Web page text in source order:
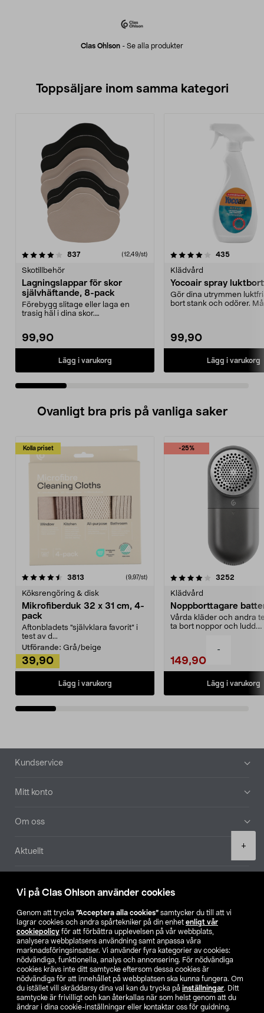
Vi på Clas Ohlson använder cookies
Genom att trycka ”Acceptera alla cookies” samtycker du till att vi
lagrar cookies och andra spårtekniker på din enhet enligt vår
cookiepolicy för att förbättra upplevelsen på vår webbplats,
analysera webbplatsens användning samt anpassa våra
marknadsföringsinsatser. Vi använder fyra kategorier av cookies:
nödvändiga, funktionella, analys och annonsering. För nödvändiga
cookies krävs inte ditt samtycke eftersom dessa cookies är
nödvändiga för att innehållet på webbplatsen ska kunna fungera. Om
du istället vill skräddarsy dina val kan du trycka på inställningar. Ditt
samtycke är frivilligt och kan återkallas när som helst genom att du
ändrar i dina cookie-inställningar eller kontaktar oss för guidning.
-
+
Clas Ohlson - Se alla produkter
Toppsäljare inom samma kategori
837recensioner (12,49/st)
Skotillbehör
Lagningslappar för skor
självhäftande, 8-pack
Förebygg slitage eller laga en
trasig häl i dina skor.
99,90
Lägg i varukorg
4.0 av 5 stjärnor 435
Klädvård
Yocoair spray
Gör dina utrymmen
bort stank och odörer.
99,90
Lägg i varukorg
4.5 av 5 stjärnor
Ovanligt bra pris på vanliga saker
Kolla priset
3813 (9,97/st)
Köksrengöring & disk
Mikrofiberduk 32 x 31 cm, 4-
pack
Aftonbladets "självklara favorit” i
test av d...
Utförande: Grå/beige
39,90
Lägg i varukorg
-25%
4.0av 5 stjärnor 3252
Klädvård
Noppborttagare
Vårda kläder och andra
ta bort noppor och ludd.
149,90
Lägg i varukorg
4.5av 5 stjärnor
Sidfot
Kundservice
Mitt konto
Om oss
Aktuellt
Hitta butik
SE NO FI